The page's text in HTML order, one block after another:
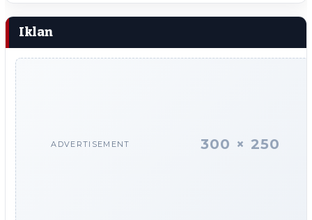
Iklan
ADVERTISEMENT 300 × 250